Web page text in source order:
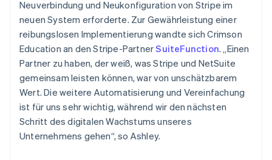
Neuverbindung und Neukonfiguration von Stripe im
neuen System erforderte. Zur Gewährleistung einer
reibungslosen Implementierung wandte sich Crimson
Education an den Stripe-PartnerSuiteFunction. „Einen
Partner zu haben, der weiß, was Stripe und NetSuite
gemeinsam leisten können, war von unschätzbarem
Wert. Die weitere Automatisierung und Vereinfachung
ist für uns sehr wichtig, während wir den nächsten
Schritt des digitalen Wachstums unseres
Unternehmens gehen“, so Ashley.